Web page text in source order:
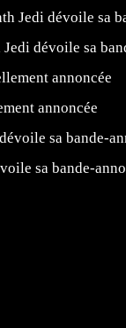
dévoile sa
annoncée
sa bande-